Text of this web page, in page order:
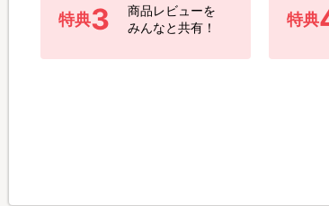
特典3
商品レビューを
みんなと共有！
特典